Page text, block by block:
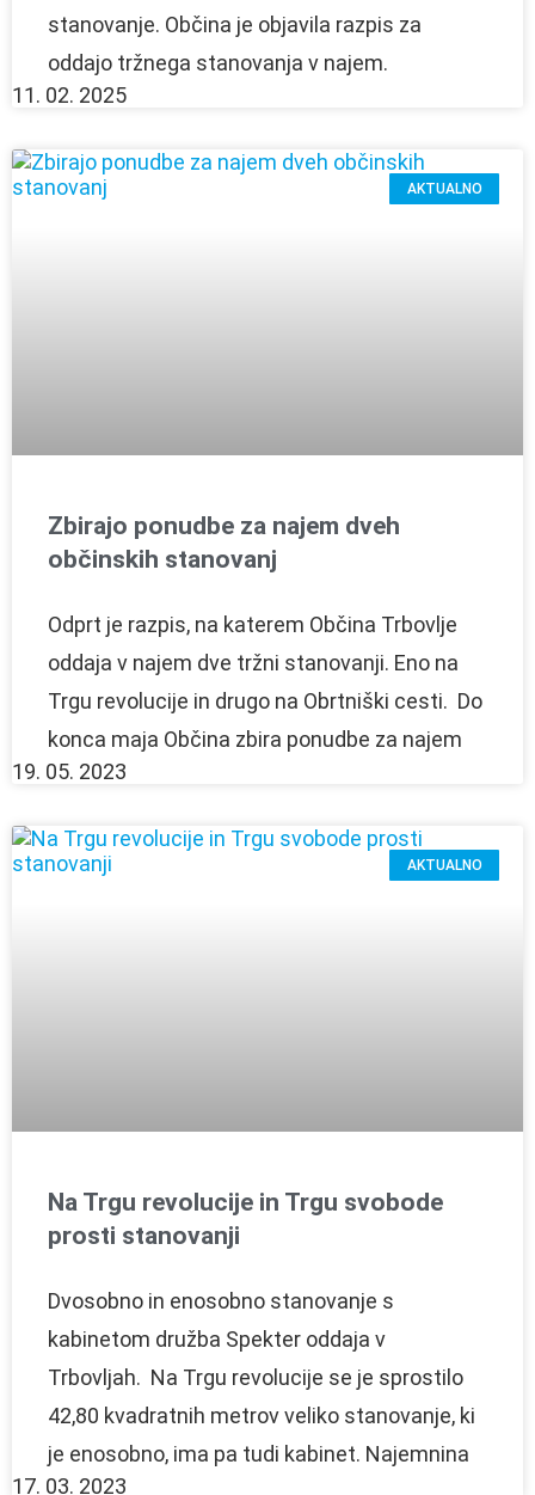
stanovanje. Občina je objavila razpis za
oddajo tržnega stanovanja v najem.
11. 02. 2025
AKTUALNO
Zbirajo ponudbe za najem dveh
občinskih stanovanj
Odprt je razpis, na katerem Občina Trbovlje
oddaja v najem dve tržni stanovanji. Eno na
Trgu revolucije in drugo na Obrtniški cesti. Do
konca maja Občina zbira ponudbe za najem
19. 05. 2023
AKTUALNO
Na Trgu revolucije in Trgu svobode
prosti stanovanji
Dvosobno in enosobno stanovanje s
kabinetom družba Spekter oddaja v
Trbovljah. Na Trgu revolucije se je sprostilo
42,80 kvadratnih metrov veliko stanovanje, ki
je enosobno, ima pa tudi kabinet. Najemnina
17. 03. 2023